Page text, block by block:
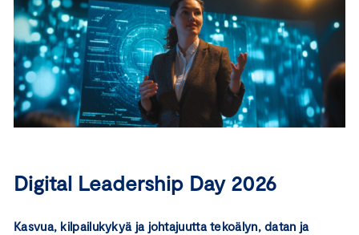
Digital Leadership Day 2026
Kasvua, kilpailukykyä ja johtajuutta tekoälyn, datan ja